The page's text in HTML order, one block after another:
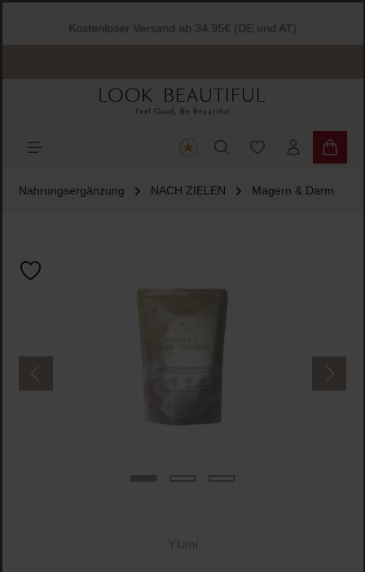
Kostenloser Versand ab 34.95€ (DE und AT)
Du hast 0
Nahrungsergänzung NACH ZIELEN Magern & Darm
Ylumi